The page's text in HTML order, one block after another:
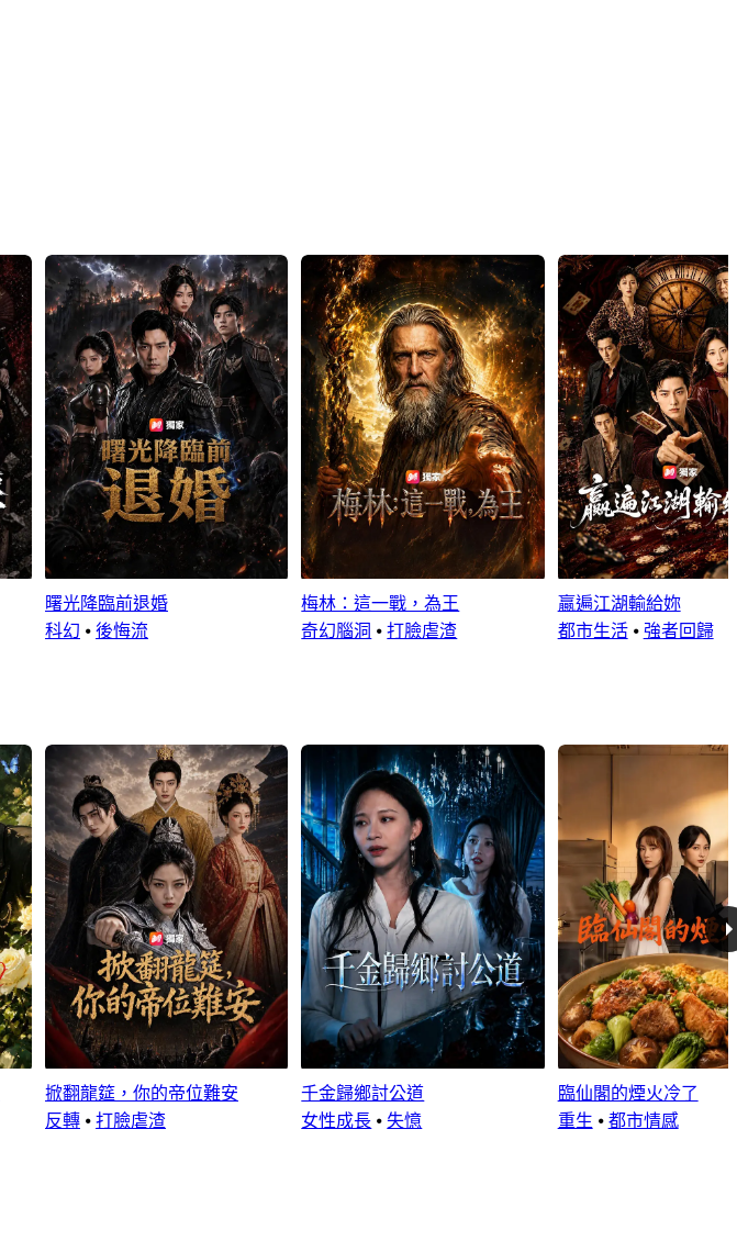
曙光降臨前退婚
科幻 ⦁ 後悔流
梅林：這一戰，為王
奇幻腦洞 ⦁打臉虐渣
贏遍江湖輸給妳
都市生活⦁ 強者回歸
掀翻龍筵，你的帝位難安
反轉⦁ 打臉虐渣
千金歸鄉討公道
女性成長 ⦁失憶
臨仙閣的煙火冷了
重生 ⦁ 都市情感